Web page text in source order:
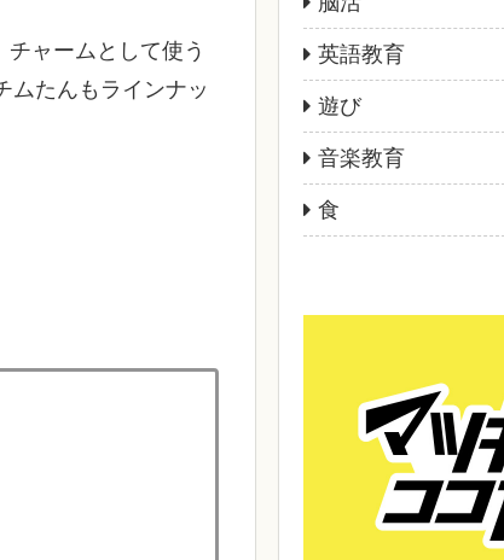
ャームとして使う
ムたんもラインナッ
英語教育
遊び
音楽教育
食